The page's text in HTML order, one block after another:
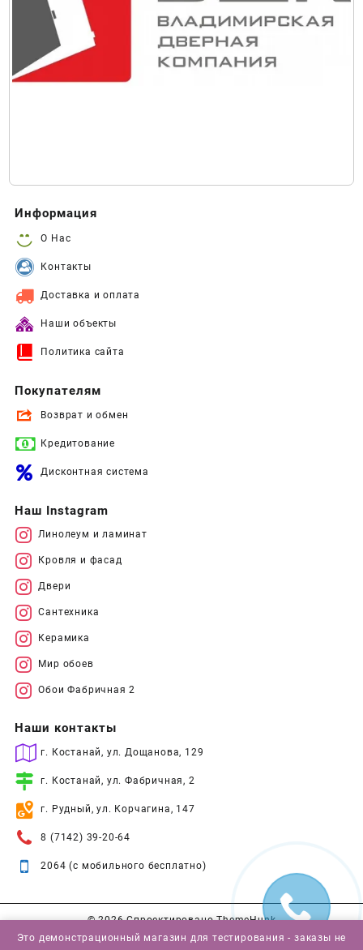
Информация
О Нас
Контакты
Доставка и оплата
Наши объекты
Политика сайта
Покупателям
Возврат и обмен
Кредитование
Дисконтная система
Наш Instagram
Линолеум и ламинат
Кровля и фасад
Двери
Сантехника
Керамика
Мир обоев
Обои Фабричная 2
Наши контакты
г. Костанай, ул. Дощанова, 129
г. Костанай, ул. Фабричная, 2
г. Рудный, ул. Корчагина, 147
8 (7142) 39-20-64
2064 (с мобильного бесплатно)
© 2026Спроектировано ThemeHunk
Это демонстрационный магазин для тестирования - заказы не